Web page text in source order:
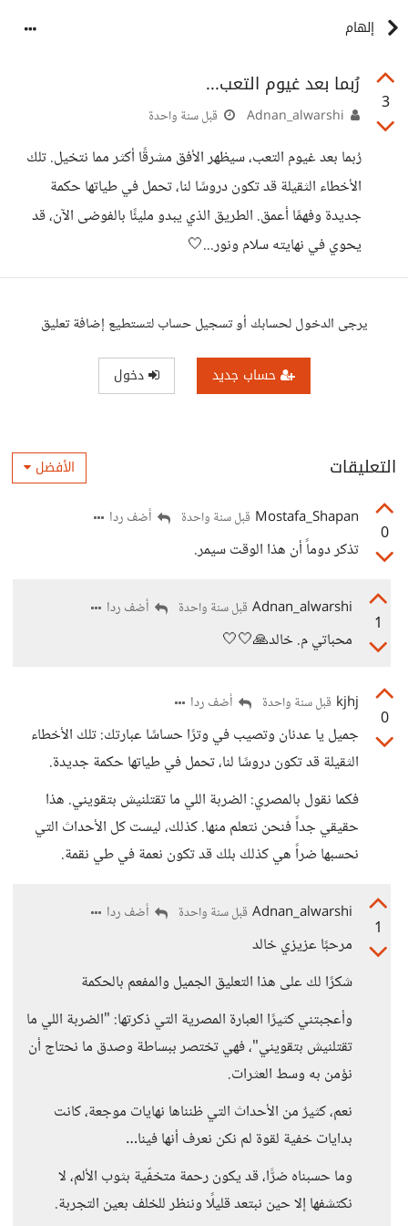
إلهام
3
رُبما بعد غيوم التعب...
قبل سنة واحدة
رُبما بعد غيوم التعب، سيظهر الأفق مشرقًا أكثر مما نتخيل. تلك
الأخطاء الثقيلة قد تكون دروسًا لنا، تحمل في طياتها حكمة
جديدة وفهمًا أعمق. الطريق الذي يبدو مليئًا بالفوضى الآن، قد
يحوي في نهايته سلام ونور...🤍
يرجى الدخول لحسابك أو تسجيل حساب لتستطيع إضافة تعليق
حساب جديد دخول
التعليقات الأفضل
0
Mostafa_Shapan قبل سنة واحدة أضف ردا
تذكر دوماً أن هذا الوقت سيمر.
1
Adnan_alwarshi قبل سنة واحدة أضف ردا
محباتي م. خالد🙏🤍🤍
0
kjhj قبل سنة واحدة أضف ردا
جميل يا عدنان وتصيب في وترًا حساسًا عبارتك: تلك الأخطاء
الثقيلة قد تكون دروسًا لنا، تحمل في طياتها حكمة جديدة.
فكما نقول بالمصري: الضربة اللي ما تقتلنيش بتقويني. هذا
حقيقي جداً فنحن نتعلم منها. كذلك، ليست كل الأحداث التي
نحسبها ضراً هي كذلك بلك قد تكون نعمة في طي نقمة.
1
Adnan_alwarshi قبل سنة واحدة أضف ردا
مرحبًا عزيزي خالد
شكرًا لك على هذا التعليق الجميل والمفعم بالحكمة
وأعجبتني كثيرًا العبارة المصرية التي ذكرتها: "الضربة اللي ما
تقتلنيش بتقويني"، فهي تختصر ببساطة وصدق ما نحتاج أن
نؤمن به وسط العثرات.
نعم، كثيرٌ من الأحداث التي ظنناها نهايات موجعة، كانت
بدايات خفية لقوة لم نكن نعرف أنها فينا…
وما حسبناه ضرًّا، قد يكون رحمة متخفّية بثوب الألم، لا
نكتشفها إلا حين نبتعد قليلًا وننظر للخلف بعين التجربة.